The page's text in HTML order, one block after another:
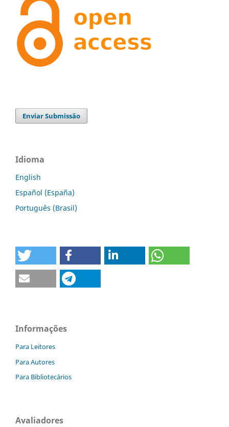
Enviar Submissão
Idioma
English
Español (España)
Português (Brasil)
Informações
Para Leitores
Para Autores
Para Bibliotecários
Avaliadores